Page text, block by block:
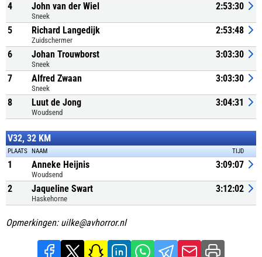
4 John van der Wiel
Sneek
2:53:30
5 Richard Langedijk
Zuidschermer
2:53:48
6 Johan Trouwborst
Sneek
3:03:30
7 Alfred Zwaan
Sneek
3:03:30
8 Luut de Jong
Woudsend
3:04:31
V32, 32 KM
PLAATS NAAM TIJD
1 Anneke Heijnis
Woudsend
3:09:07
2 Jaqueline Swart
Haskehorne
3:12:02
Opmerkingen: uilke@avhorror.nl